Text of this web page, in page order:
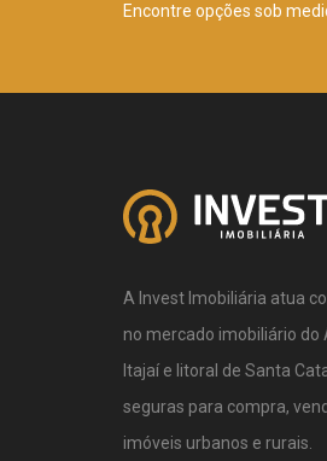
Encontre opções sob
A Invest Imobiliária atua
no mercado imobiliário do
Itajaí e litoral de Santa
seguras para compra,
imóveis urbanos e rurais.